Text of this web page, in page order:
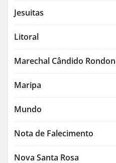
Jesuitas
Litoral
Marechal Cândido Rondon
Maripa
Mundo
Nota de Falecimento
Nova Santa Rosa